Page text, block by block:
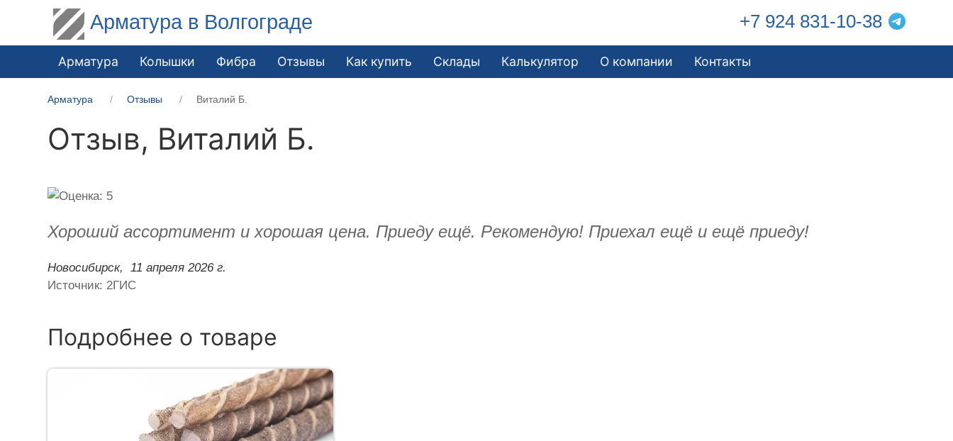
Арматура в Волгограде +7 924 831-10-38
Арматура Колышки Фибра Отзывы Как купить Склады Калькулятор О компании Контакты
Арматура Отзывы Виталий Б.
Отзыв, Виталий Б.
Хороший ассортимент и хорошая цена. Приеду ещё. Рекомендую! Приехал ещё и ещё приеду!
Новосибирск,
11 апреля 2026 г.
Источник: 2ГИС
Подробнее о товаре